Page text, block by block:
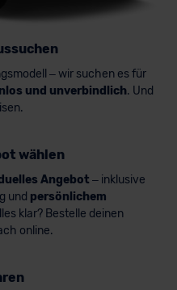
– wir suchen es für
und unverbindlich. Und
wählen
Angebot – inklusive
und persönlichem
klar? Bestelle deinen
online.